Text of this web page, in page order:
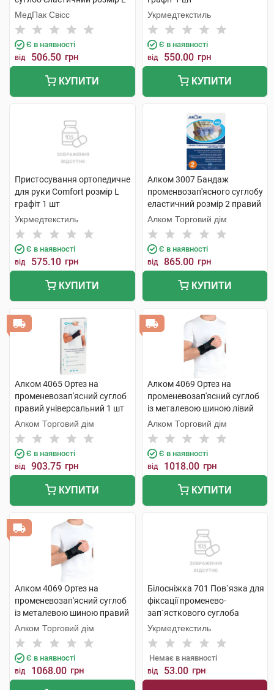
1 шт
МедПак Свісс
Є в наявності
від 506.50 грн
КУПИТИ
Укрмедтекстиль
Є в наявності
від 550.00 грн
КУПИТИ
Пристосування ортопедичне
для руки Comfort розмір L
графіт 1 шт
Укрмедтекстиль
Є в наявності
від 575.10 грн
КУПИТИ
Алком 3007 Бандаж
променвозап'ясного суглобу
еластичний розмір 2 правий
1 шт
Алком Торговий дім
Є в наявності
від 865.00 грн
КУПИТИ
Алком 4065 Ортез на
променевозап'ясний суглоб
правий універсальний 1 шт
Алком Торговий дім
Є в наявності
від 903.75 грн
КУПИТИ
Алком 4069 Ортез на
променевозап'ясний суглоб
із металевою шиною лівий
універсальний 1 шт
Алком Торговий дім
Є в наявності
від 1018.00 грн
КУПИТИ
Алком 4069 Ортез на
променевозап'ясний суглоб
із металевою шиною правий
універсальний 1 шт
Алком Торговий дім
Є в наявності
від 1068.00 грн
Білосніжка 701 Пов`язка для
фіксації променево-
зап`ясткового суглоба
розмір 1 (15-16 см) 1 шт
Укрмедтекстиль
Немає в наявності
від 53.00 грн